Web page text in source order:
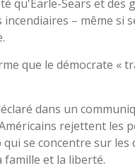
qu'Earle-Sears et des
– même si
que le démocrate «
dans un
rejettent les
se concentre sur les
et la liberté.